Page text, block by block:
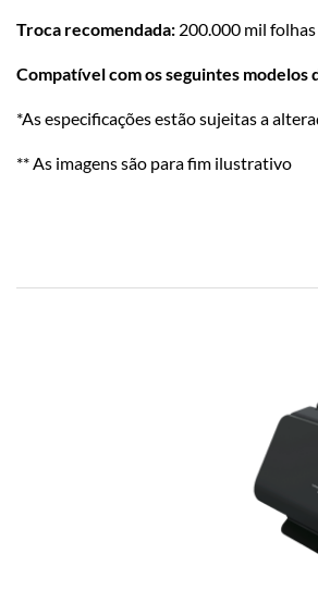
Troca recomendada: 200.000 mil
Compatível com os seguintes modelos
*As especificações estão sujeitas a
** As imagens são para fim ilustrativo